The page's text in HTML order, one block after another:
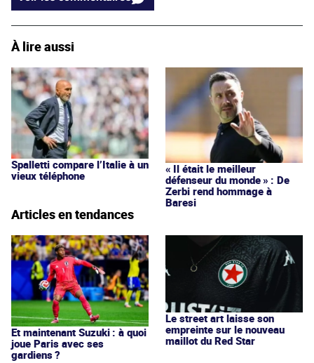
À lire aussi
Spalletti compare l’Italie à un
vieux téléphone
« Il était le meilleur
défenseur du monde » : De
Zerbi rend hommage à
Baresi
Articles en tendances
Et maintenant Suzuki : à quoi
joue Paris avec ses
gardiens ?
Le street art laisse son
empreinte sur le nouveau
maillot du Red Star